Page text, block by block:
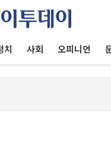
치 사회 오피니언